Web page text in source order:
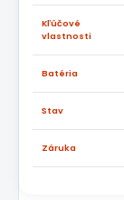
Kľúčové
vlastnosti
Batéria
Stav
Záruka